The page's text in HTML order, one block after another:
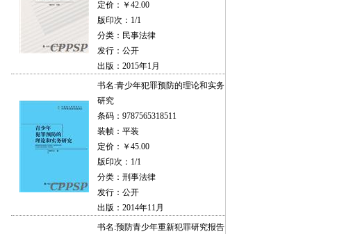
定价：￥42.00
版印次：1/1
分类：民事法律
发行：公开
出版：2015年1月
书名:青少年犯罪预防的理论和实务
研究
条码：9787565318511
装帧：平装
定价：￥45.00
版印次：1/1
分类：刑事法律
发行：公开
出版：2014年11月
书名:预防青少年重新犯罪研究报告